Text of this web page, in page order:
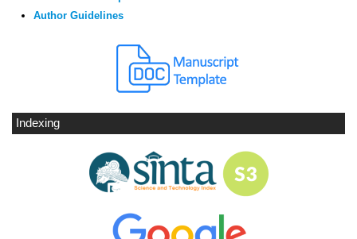
Author Guidelines
Indexing